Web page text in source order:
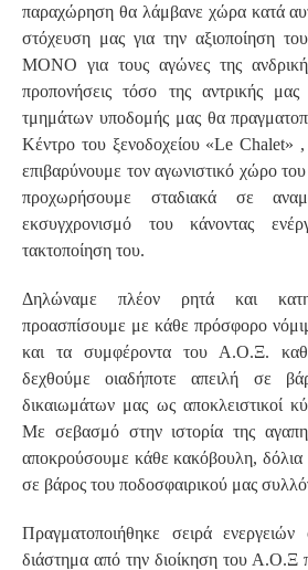
παραχώρηση θα λάμβανε χώρα κατά
στόχευση μας για την αξιοποίηση του
ΜΟΝΟ για τους αγώνες της
προπονήσεις τόσο της αντρικής
τμημάτων υποδομής μας θα
Κέντρο του ξενοδοχείου «Le
επιβαρύνουμε τον αγωνιστικό χώρο
προχωρήσουμε σταδιακά σε
εκσυγχρονισμό του κάνοντας
τακτοποίηση του.
Δηλώναμε πλέον ρητά και
προασπίσουμε με κάθε πρόσφορο
και τα συμφέροντα του Α.Ο.Ξ.
δεχθούμε οιαδήποτε απειλή σε
δικαιωμάτων μας ως αποκλειστικοί
Με σεβασμό στην ιστορία της
αποκρούσουμε κάθε κακόβουλη, δόλια
σε βάρος του ποδοσφαιρικού μας
Πραγματοποιήθηκε σειρά
διάστημα από την διοίκηση του Α.Ο.Ξ